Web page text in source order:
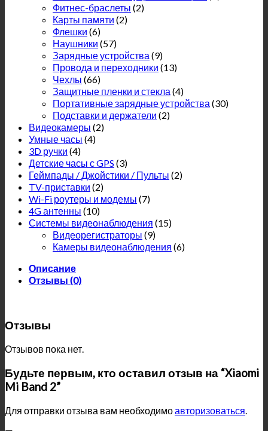
Фитнес-браслеты (2)
Карты памяти (2)
Флешки (6)
Наушники (57)
Зарядные устройства (9)
Провода и переходники (13)
Чехлы (66)
Защитные пленки и стекла (4)
Портативные зарядные устройства (30)
Подставки и держатели (2)
Видеокамеры (2)
Умные часы (4)
3D ручки (4)
Детские часы с GPS (3)
Геймпады / Джойстики / Пульты (2)
TV-приставки (2)
Wi-Fi роутеры и модемы (7)
4G антенны (10)
Системы видеонаблюдения (15)
Видеорегистраторы (9)
Камеры видеонаблюдения (6)
Описание
Отзывы (0)
Отзывы
Отзывов пока нет.
Будьте первым, кто оставил отзыв на “Xiaomi
Mi Band 2”
Для отправки отзыва вам необходимоавторизоваться